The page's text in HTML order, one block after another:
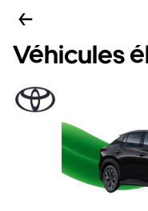
Véhicules